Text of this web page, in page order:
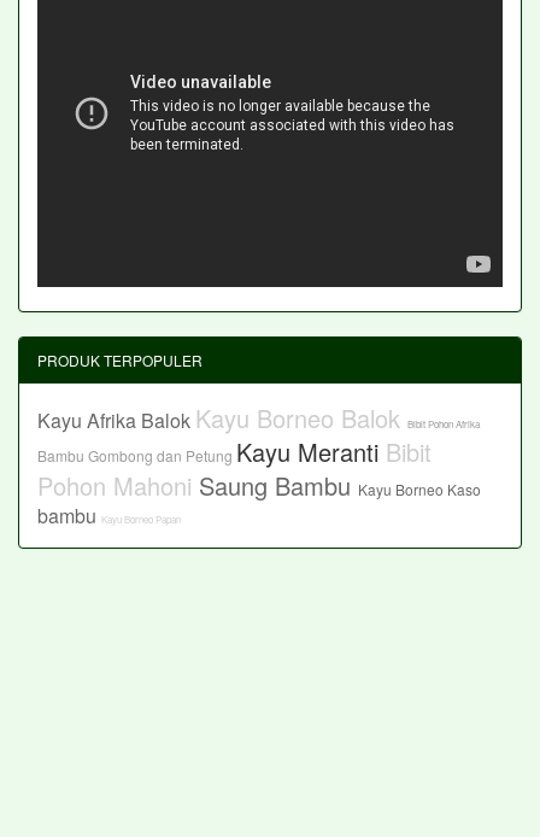
PRODUK TERPOPULER
Kayu Afrika Balok Kayu Borneo Balok Bibit Pohon Afrika
Bambu Gombong dan Petung Kayu Meranti Bibit
Pohon Mahoni Saung Bambu Kayu Borneo Kaso
bambu Kayu Borneo Papan